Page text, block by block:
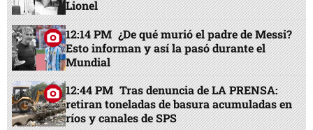
Lionel
12:14 PM ¿De qué murió el padre de Messi?
Esto informan y así la pasó durante el
Mundial
12:44 PM Tras denuncia de LA PRENSA:
retiran toneladas de basura acumuladas en
ríos y canales de SPS